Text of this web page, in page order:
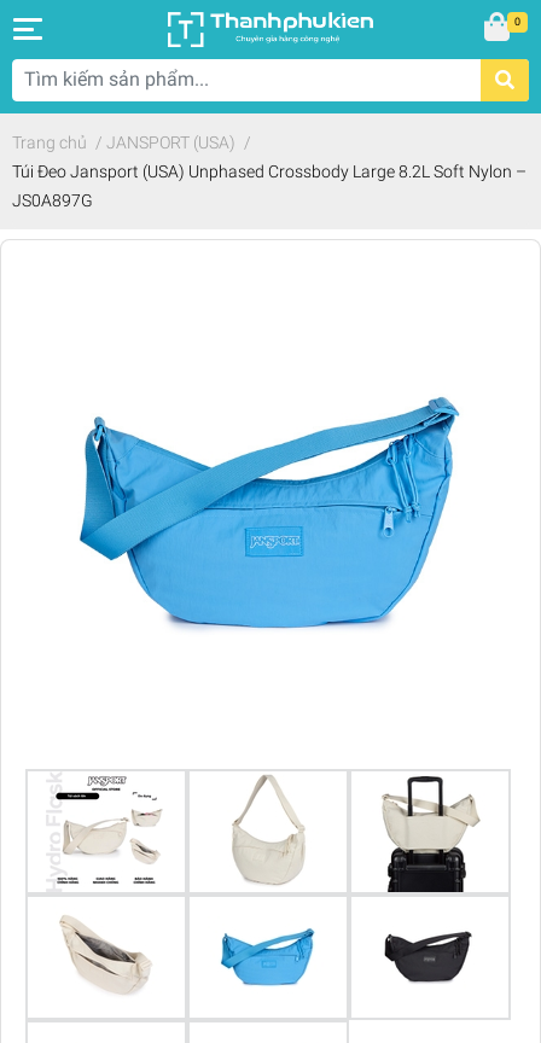
0
Trang chủ / JANSPORT (USA) /
Túi Đeo Jansport (USA) Unphased Crossbody Large 8.2L Soft Nylon –
JS0A897G